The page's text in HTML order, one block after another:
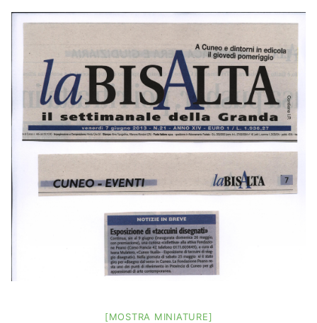
[MOSTRA MINIATURE]